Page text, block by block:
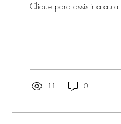
Clique para assistir a aula.
11 0